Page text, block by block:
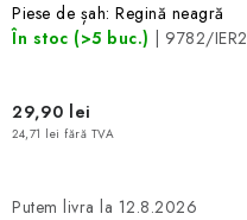
Piese de șah: Regină neagră
În stoc (>5 buc.) | 9782/IER2
29,90 lei
24,71 lei fără TVA
12.8.2026